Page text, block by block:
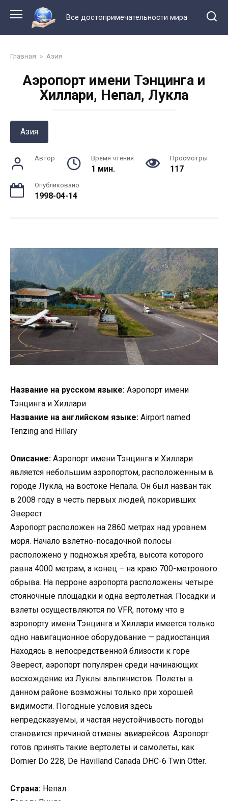
контенту
Все достопримечательности мира
Главная » Азия
Аэропорт имени Тэнцинга и
Хиллари, Непал, Лукла
Азия
Автор Время чтения
1 мин.
Просмотры
117
Опубликовано
1998-04-14
Название на русском языке: Аэропорт имени
Тэнцинга и Хиллари
Название на английском языке: Airport named
Tenzing and Hillary
Описание: Аэропорт имени Тэнцинга и Хиллари
является небольшим аэропортом, расположенным в
городе Лукла, на востоке Непала. Он был назван так
в 2008 году в честь первых людей, покоривших
Эверест.
Аэропорт расположен на 2860 метрах над уровнем
моря. Начало взлётно-посадочной полосы
расположено у подножья хребта, высота которого
равна 4000 метрам, а конец – на краю 700-метрового
обрыва. На перроне аэропорта расположены четыре
стояночные площадки и одна вертолетная. Посадки и
взлеты осуществляются по VFR, потому что в
аэропорту имени Тэнцинга и Хиллари имеется только
одно навигационное оборудование — радиостанция.
Находясь в непосредственной близости к горе
Эверест, аэропорт популярен среди начинающих
восхождение из Луклы альпинистов. Полеты в
данном районе возможны только при хорошей
видимости. Погодные условия здесь
непредсказуемы, и частая неустойчивость погоды
становится причиной отмены авиарейсов. Аэропорт
готов принять такие вертолеты и самолеты, как
Dornier Do 228, De Havilland Canada DHC-6 Twin Otter.
Страна: Непал